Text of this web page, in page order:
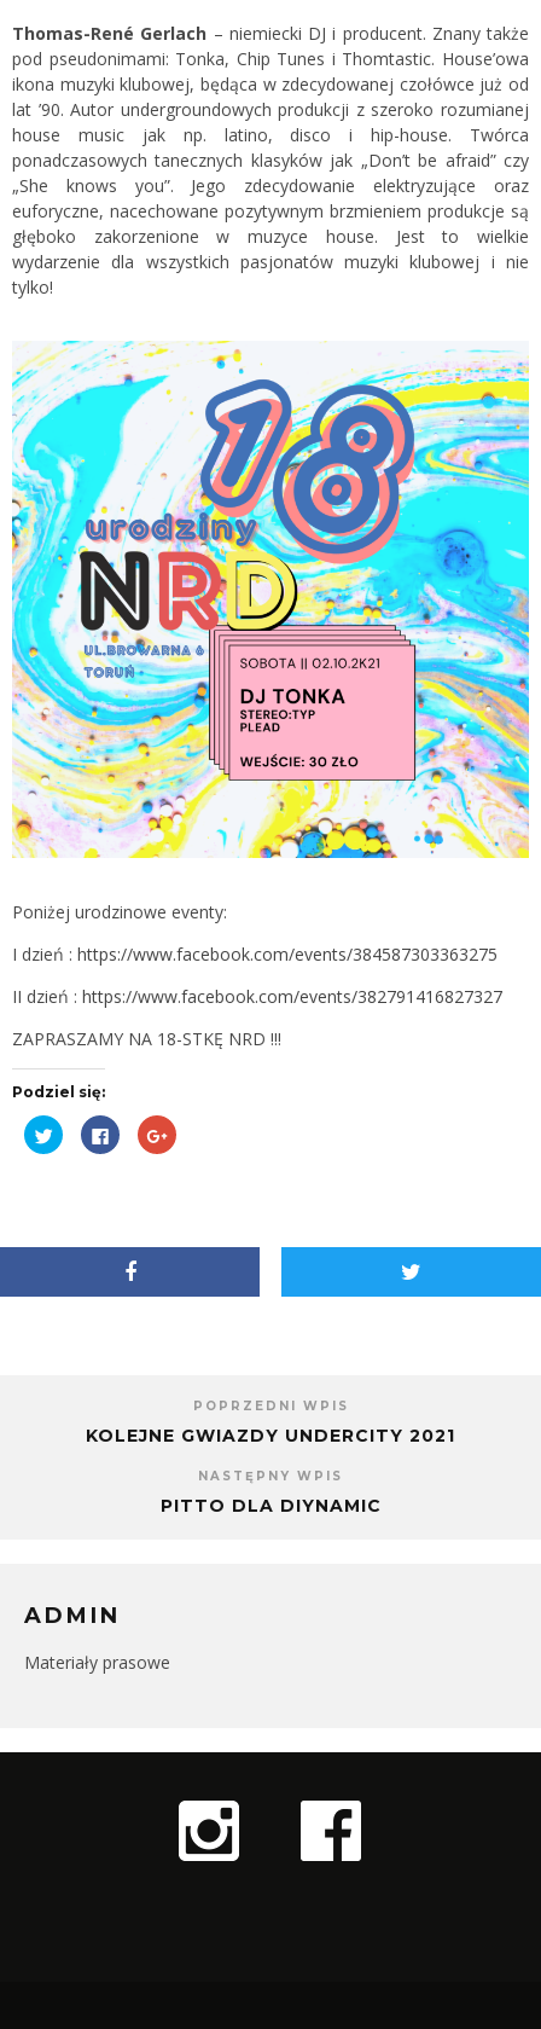
Thomas-René Gerlach – niemiecki DJ i producent. Znany także
pod pseudonimami: Tonka, Chip Tunes i Thomtastic. House’owa
ikona muzyki klubowej, będąca w zdecydowanej czołówce już od
lat ’90. Autor undergroundowych produkcji z szeroko rozumianej
house music jak np. latino, disco i hip-house. Twórca
ponadczasowych tanecznych klasyków jak „Don’t be afraid” czy
„She knows you”. Jego zdecydowanie elektryzujące oraz
euforyczne, nacechowane pozytywnym brzmieniem produkcje są
głęboko zakorzenione w muzyce house. Jest to wielkie
wydarzenie dla wszystkich pasjonatów muzyki klubowej i nie
tylko!
Poniżej urodzinowe eventy:
I dzień : https://www.facebook.com/events/384587303363275
II dzień : https://www.facebook.com/events/382791416827327
ZAPRASZAMY NA 18-STKĘ NRD !!!
Podziel się:
Udostępnij
na
Twitterze(Otwiera
Kliknij,
aby
udostępnić
oknie)
Kliknij,
aby
nowym
POPRZEDNI WPIS
KOLEJNE GWIAZDY UNDERCITY 2021
NASTĘPNY WPIS
PITTO DLA DIYNAMIC
ADMIN
Materiały prasowe